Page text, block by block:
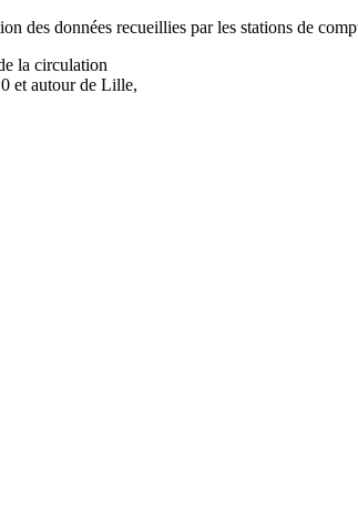
des données recueillies par les stations de
la circulation
et autour de Lille,